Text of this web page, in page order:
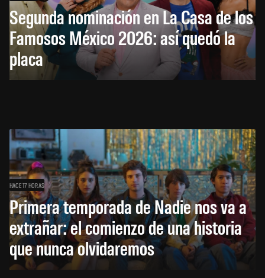
Segunda nominación en La Casa de los
Famosos México 2026: así quedó la
placa
HACE 17 HORAS
Primera temporada de Nadie nos va a
extrañar: el comienzo de una historia
que nunca olvidaremos